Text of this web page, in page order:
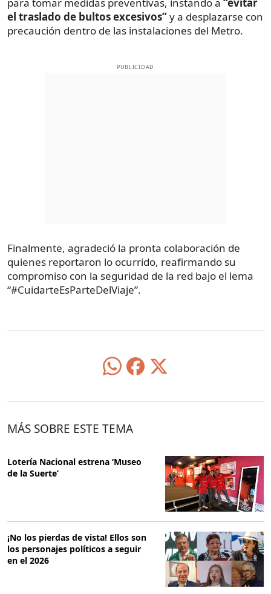
para tomar medidas preventivas, instando a “evitar
el traslado de bultos excesivos”y a desplazarse con
precaución dentro de las instalaciones del Metro.
PUBLICIDAD
Finalmente, agradeció la pronta colaboración de
quienes reportaron lo ocurrido, reafirmando su
compromiso con la seguridad de la red bajo el lema
“#CuidarteEsParteDelViaje”.
MÁS SOBRE ESTE TEMA
Lotería Nacional estrena ‘Museo
de la Suerte’
¡No los pierdas de vista! Ellos son
los personajes políticos a seguir
en el 2026